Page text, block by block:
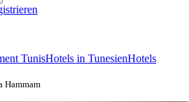
TunisHotels in TunesienHotels
Hammam